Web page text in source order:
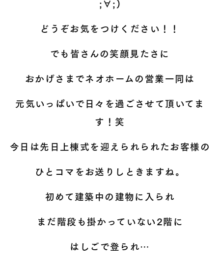
;∀;)
どうぞお気をつけください！！
でも皆さんの笑顔見たさに
おかげさまでネオホームの営業一同は
元気いっぱいで日々を過ごさせて頂いてま
す！笑
今日は先日上棟式を迎えられられたお客様の
ひとコマをお送りしときますね。
初めて建築中の建物に入られ
まだ階段も掛かっていない2階に
はしごで登られ…